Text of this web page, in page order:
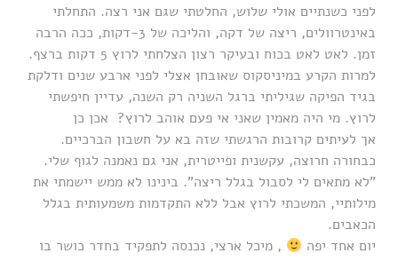
לפני כשנתיים אולי שלוש, החלטתי שגם אני רצה. התחלתי
באינטרוולים, ריצה של דקה, והליכה של 3-דקות, ככה הרבה
זמן. לאט לאט בכוח ובעיקר רצון הצלחתי לרוץ 5 דקות ברצף.
למרות הקרע במיניסקוס שאובחן אצלי לפני ארבע שנים ודלקת
בגיד הפיקה שגיליתי ברגל השניה רק השנה, עדיין חיפשתי
לרוץ. מי היה מאמין שאני אי פעם אוהב לרוץ? אכן כן
אך לעיתים קרובות הרגשתי שזה בא על חשבון הברכיים.
כבחורה חרוצה, עקשנית ופייטרית, אני גם נאמנה לגוף שלי.
"לא מתאים לי לסבול בגלל ריצה". בינינו לא ממש יישמתי את
מילותיי, המשכתי לרוץ אבל ללא התקדמות משמעותית בגלל
הכאבים.
יום אחד יפה
, מיכל ארצי, נכנסה לתפקיד בחדר כושר בו